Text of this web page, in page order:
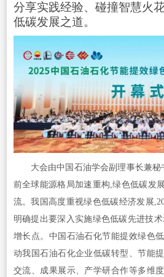
分享实践经验、碰撞智慧火
低碳发展之道。
大会由中国石油学会副理事长兼
前全球能源格局加速重构,绿色低碳发
流。我国高度重视绿色低碳经济发展
明确提出要深入实施绿色低碳先进技
增长点。中国石油石化节能提效绿色
动我国石油石化企业低碳转型、节能
交流、成果展示、产学研合作等多维